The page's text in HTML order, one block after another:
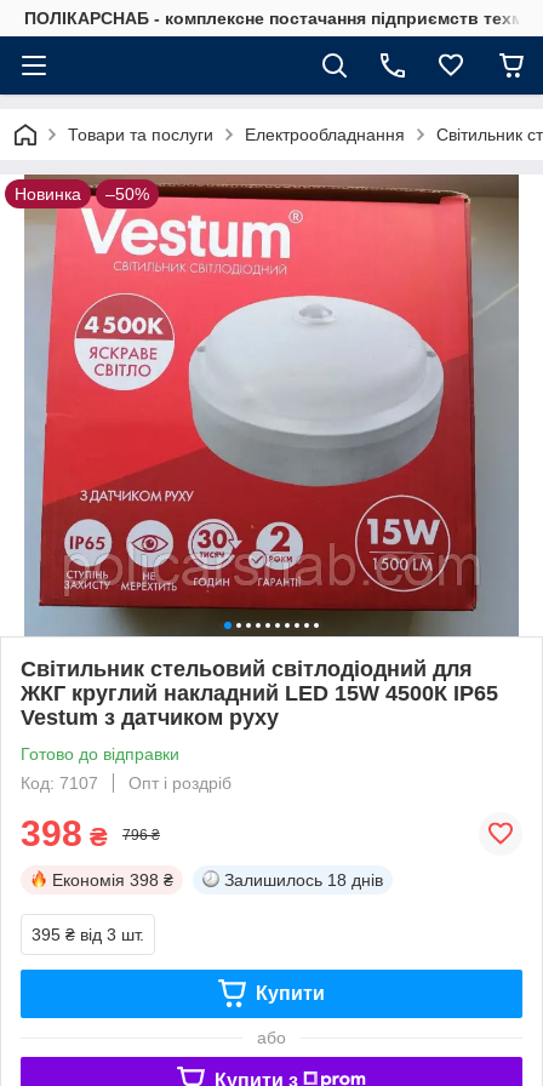
ПОЛІКАРСНАБ - комплексне постачання підприємств
Товари та послуги Електрообладнання Світильник
Новинка –50%
Світильник стельовий світлодіодний для
ЖКГ круглий накладний LED 15W 4500К IP65
Vestum з датчиком руху
Готово до відправки
Код: 7107
Опт і роздріб
398 ₴ 796 ₴
Економія 398 ₴ Залишилось 18 днів
395 ₴ від 3 шт.
Купити
або
Купити з